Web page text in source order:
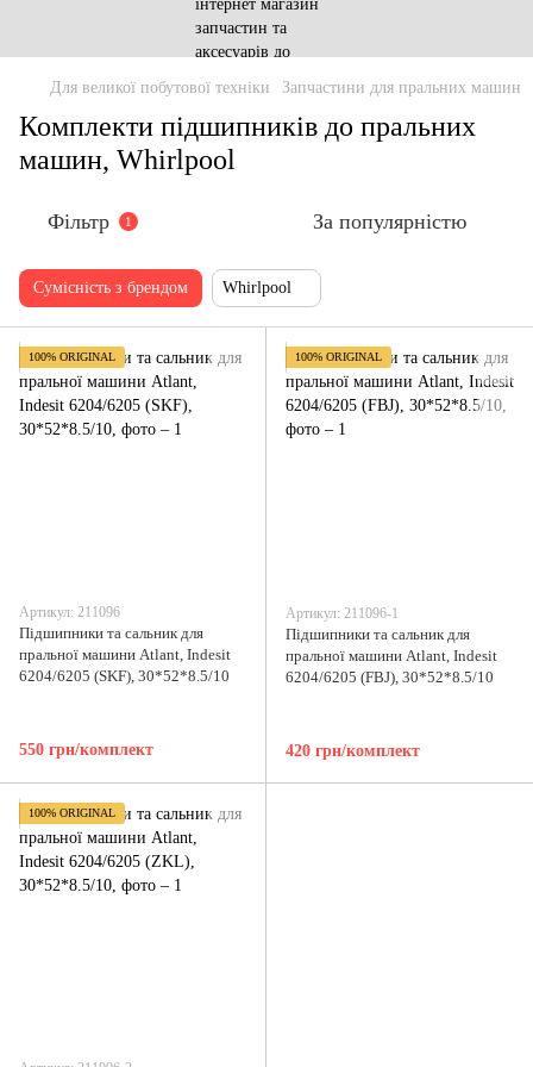
Для великої побутової техніки Запчастини для пральних машин
Комплекти підшипників до пральних
машин, Whirlpool
Фільтр 1 За популярністю
Сумісність з брендом Whirlpool
100% ORIGINAL
Артикул: 211096
Підшипники та сальник для
пральної машини Аtlant, Indesit
6204/6205 (SKF), 30*52*8.5/10
550 грн/комплект
100% ORIGINAL
Артикул: 211096-1
Підшипники та сальник для
пральної машини Аtlant, Indesit
6204/6205 (FBJ), 30*52*8.5/10
420 грн/комплект
100% ORIGINAL